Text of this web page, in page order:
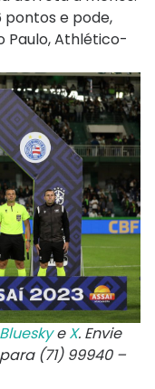
pontos e pode,
Paulo, Athlético-
BlueskyeX. Envie
(71) 99940 –